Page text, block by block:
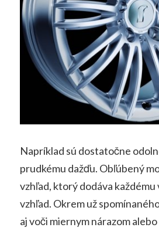
Napríklad sú dostatočne
prudkému dažďu. Obľúbený
vzhľad, ktorý dodáva
vzhľad. Okrem už
aj voči miernym nárazom